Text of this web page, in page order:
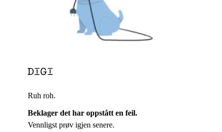
Ruh roh.
Beklager det har oppstått en feil.
Vennligst prøv igjen senere.